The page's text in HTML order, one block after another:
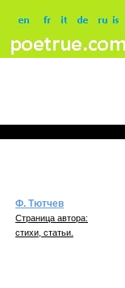
Ф. Тютчев
Страница автора:
стихи, статьи.